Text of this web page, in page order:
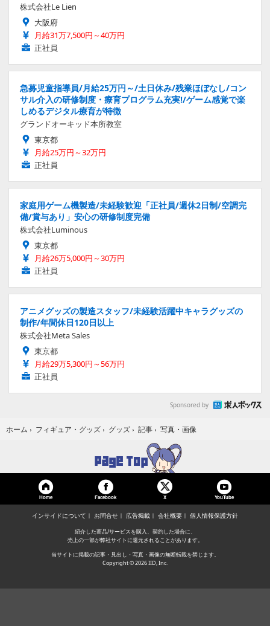
株式会社Le Lien
大阪府
月給31万7,500円～40万円
正社員
急募児童指導員/月給25万円～/土日休み/残業ほぼなし/コン
サル介入の研修制度・療育プログラム充実!/ゲーム感覚で楽
しめるデジタル療育が特徴
グランドオーキッド本所教室
東京都
月給25万円～32万円
正社員
家庭用ゲーム機製造/未経験歓迎「正社員/週休2日制/空調完
備/賞与あり」安心の研修制度完備
株式会社Luminous
東京都
月給26万5,000円～30万円
正社員
アニメグッズの製造スタッフ/未経験活躍中キャラグッズの
制作/年間休日120日以上
株式会社Meta Sales
東京都
月給29万5,300円～56万円
正社員
Sponsored by
ホーム › フィギュア・グッズ › グッズ › 記事 › 写真・画像
Home Facebook X YouTube
インサイドについて お問合せ 広告掲載 会社概要 個人情報保護方針
紹介した商品/サービスを購入、契約した場合に、
売上の一部が弊社サイトに還元されることがあります。
当サイトに掲載の記事・見出し・写真・画像の無断転載を禁じます。
Copyright © 2026 IID, Inc.